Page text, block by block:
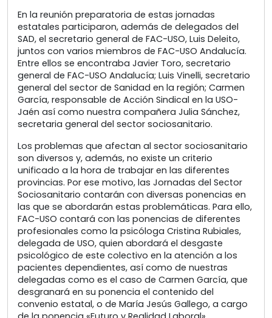
En la reunión preparatoria de estas jornadas
estatales participaron, además de delegados del
SAD, el secretario general de FAC-USO, Luis Deleito,
juntos con varios miembros de FAC-USO Andalucía.
Entre ellos se encontraba Javier Toro, secretario
general de FAC-USO Andalucía; Luis Vinelli, secretario
general del sector de Sanidad en la región; Carmen
García, responsable de Acción Sindical en la USO-
Jaén así como nuestra compañera Julia Sánchez,
secretaria general del sector sociosanitario.
Los problemas que afectan al sector sociosanitario
son diversos y, además, no existe un criterio
unificado a la hora de trabajar en las diferentes
provincias. Por ese motivo, las Jornadas del Sector
Sociosanitario contarán con diversas ponencias en
las que se abordarán estas problemáticas. Para ello,
FAC-USO contará con las ponencias de diferentes
profesionales como la psicóloga Cristina Rubiales,
delegada de USO, quien abordará el desgaste
psicológico de este colectivo en la atención a los
pacientes dependientes, así como de nuestras
delegadas como es el caso de Carmen García, que
desgranará en su ponencia el contenido del
convenio estatal, o de María Jesús Gallego, a cargo